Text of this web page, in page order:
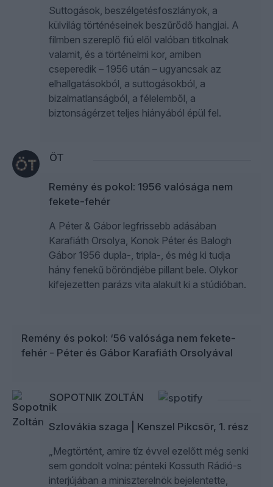
Suttogások, beszélgetésfoszlányok, a
külvilág történéseinek beszűrődő hangjai. A
filmben szereplő fiú elől valóban titkolnak
valamit, és a történelmi kor, amiben
cseperedik – 1956 után – ugyancsak az
elhallgatásokból, a suttogásokból, a
bizalmatlanságból, a félelemből, a
biztonságérzet teljes hiányából épül fel.
ÖT
Remény és pokol: 1956 valósága nem
fekete-fehér
A Péter & Gábor legfrissebb adásában
Karafiáth Orsolya, Konok Péter és Balogh
Gábor 1956 dupla-, tripla-, és még ki tudja
hány fenekű bőröndjébe pillant bele. Olykor
kifejezetten parázs vita alakult ki a stúdióban.
Remény és pokol: ‘56 valósága nem fekete-
fehér - Péter és Gábor Karafiáth Orsolyával
SOPOTNIK ZOLTÁN
Szlovákia szaga | Kenszel Pikcsör, 1. rész
„Megtörtént, amire tíz évvel ezelőtt még senki
sem gondolt volna: pénteki Kossuth Rádió-s
interjújában a miniszterelnök bejelentette,